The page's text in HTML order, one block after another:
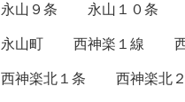
永山９条
永山１０条
永山町
西神楽１線
西神楽北１条
西神楽北